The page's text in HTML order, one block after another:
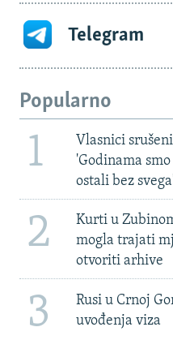
Telegram
Popularno
1
Vlasnici
'Godinama
ostali bez
2
Kurti u
mogla trajati
otvoriti arhive
3
Rusi u Crnoj
uvođenja viza